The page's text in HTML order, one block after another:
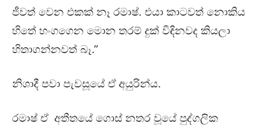
ජීවත් වෙන එකක් නෑ රමාෂ්. එයා කාටවත් නොකිය
හිතේ හංගගෙන මොන තරම් දුක් විඳිනවද කියලා
හිතාගන්නවත් බෑ.”
නිශාදී පවා පැවසූයේ ඒ අයුරින්ය.
රමාෂ් ඒ අතීතයේ ගොස් නතර වූයේ පුද්ගලික